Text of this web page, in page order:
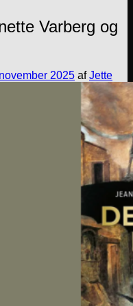
Varberg og
2025 afJette